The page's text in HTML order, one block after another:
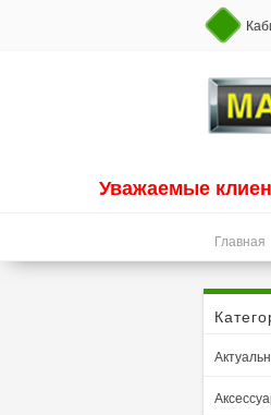
Уважаемые
Главная